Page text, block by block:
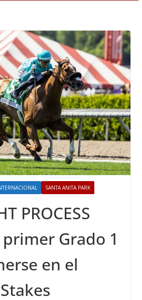
SANTA ANITA PARK
PROCESS
Grado 1
en el